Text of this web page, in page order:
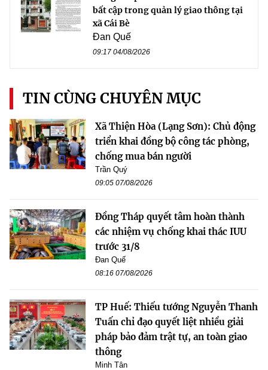
bất cập trong quản lý giao thông tại
xã Cái Bè
Đan Quế
09:17 04/08/2026
TIN CÙNG CHUYÊN MỤC
Xã Thiện Hòa (Lạng Sơn): Chủ động
triển khai đồng bộ công tác phòng,
chống mua bán người
Trần Quý
09:05 07/08/2026
Đồng Tháp quyết tâm hoàn thành
các nhiệm vụ chống khai thác IUU
trước 31/8
Đan Quế
08:16 07/08/2026
TP Huế: Thiếu tướng Nguyễn Thanh
Tuấn chỉ đạo quyết liệt nhiều giải
pháp bảo đảm trật tự, an toàn giao
thông
Minh Tân